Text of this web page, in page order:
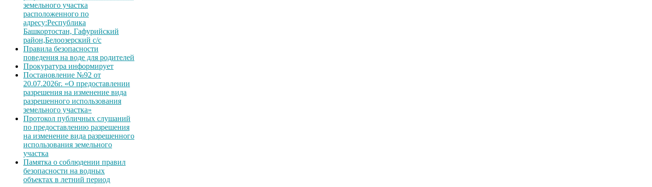
земельного участка
расположенного по
адресу:Республика
Башкортостан, Гафурийский
район,Белоозерский с/с
Правила безопасности
поведения на воде для родителей
Прокуратура информирует
Постановление №92 от
20.07.2026г. «О предоставлении
разрешения на изменение вида
разрешенного использования
земельного участка»
Протокол публичных слушаний
по предоставлению разрешения
на изменение вида разрешенного
использования земельного
участка
Памятка о соблюдении правил
безопасности на водных
объектах в летний период